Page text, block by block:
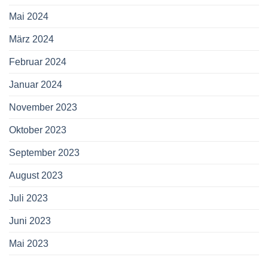
Mai 2024
März 2024
Februar 2024
Januar 2024
November 2023
Oktober 2023
September 2023
August 2023
Juli 2023
Juni 2023
Mai 2023